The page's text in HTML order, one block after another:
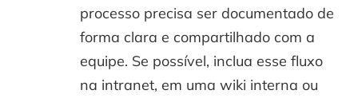
processo precisa ser documentado de
forma clara e compartilhado com a
equipe. Se possível, inclua esse fluxo
na intranet, em uma wiki interna ou